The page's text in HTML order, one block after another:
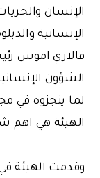
الإنسان
الإنسانية
فالاري اموس
الشؤون
لما ينجزوه في
الهيئة هي اهم
وقدمت الهيئة